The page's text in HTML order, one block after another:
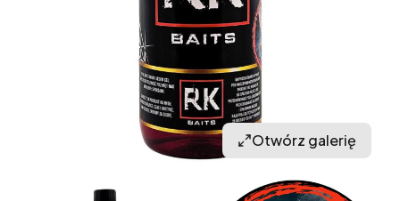
Otwórz galerię